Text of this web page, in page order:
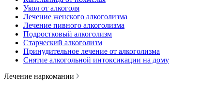
Укол от алкоголя
Лечение женского алкоголизма
Лечение пивного алкоголизма
Подростковый алкоголизм
Старческий алкоголизм
Принудительное лечение от алкоголизма
Снятие алкогольной интоксикации на дому
Лечение наркомании